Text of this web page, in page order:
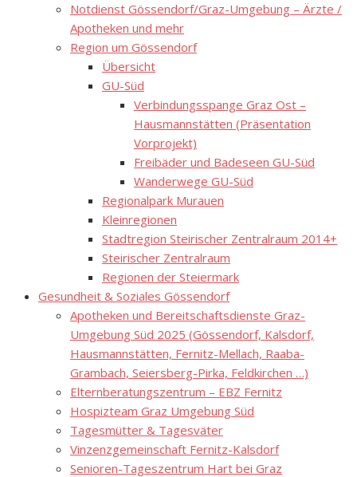
Notdienst Gössendorf/Graz-Umgebung – Ärzte /
Apotheken und mehr
Region um Gössendorf
Übersicht
GU-Süd
Verbindungsspange Graz Ost –
Hausmannstätten (Präsentation
Vorprojekt)
Freibäder und Badeseen GU-Süd
Wanderwege GU-Süd
Regionalpark Murauen
Kleinregionen
Stadtregion Steirischer Zentralraum 2014+
Steirischer Zentralraum
Regionen der Steiermark
Gesundheit & Soziales Gössendorf
Apotheken und Bereitschaftsdienste Graz-
Umgebung Süd 2025 (Gössendorf, Kalsdorf,
Hausmannstätten, Fernitz-Mellach, Raaba-
Grambach, Seiersberg-Pirka, Feldkirchen …)
Elternberatungszentrum – EBZ Fernitz
Hospizteam Graz Umgebung Süd
Tagesmütter & Tagesväter
Vinzenzgemeinschaft Fernitz-Kalsdorf
Senioren-Tageszentrum Hart bei Graz